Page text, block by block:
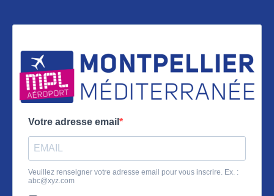
Votre adresse email
Veuillez renseigner votre adresse email pour vous inscrire. Ex. :
abc@xyz.com